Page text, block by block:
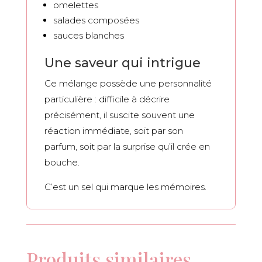
omelettes
salades composées
sauces blanches
Une saveur qui intrigue
Ce mélange possède une personnalité
particulière : difficile à décrire
précisément, il suscite souvent une
réaction immédiate, soit par son
parfum, soit par la surprise qu’il crée en
bouche.
C’est un sel qui marque les mémoires.